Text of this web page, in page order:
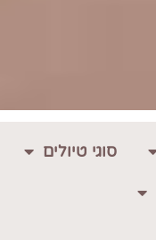
סוגי טיולים